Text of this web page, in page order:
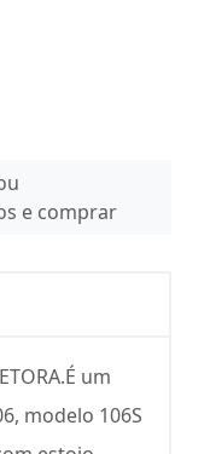
e comprar
um
modelo 106S